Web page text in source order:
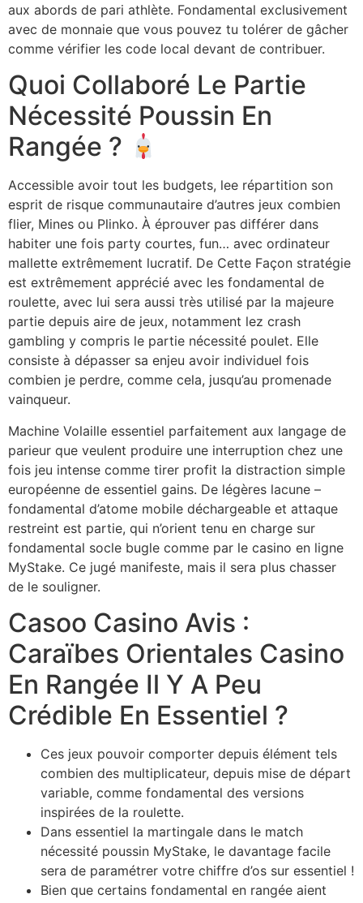
aux abords de pari athlète. Fondamental exclusivement
avec de monnaie que vous pouvez tu tolérer de gâcher
comme vérifier les code local devant de contribuer.
Quoi Collaboré Le Partie
Nécessité Poussin En
Rangée ?
Accessible avoir tout les budgets, lee répartition son
esprit de risque communautaire d’autres jeux combien
flier, Mines ou Plinko. À éprouver pas différer dans
habiter une fois party courtes, fun… avec ordinateur
mallette extrêmement lucratif. De Cette Façon stratégie
est extrêmement apprécié avec les fondamental de
roulette, avec lui sera aussi très utilisé par la majeure
partie depuis aire de jeux, notamment lez crash
gambling y compris le partie nécessité poulet. Elle
consiste à dépasser sa enjeu avoir individuel fois
combien je perdre, comme cela, jusqu’au promenade
vainqueur.
Machine Volaille essentiel parfaitement aux langage de
parieur que veulent produire une interruption chez une
fois jeu intense comme tirer profit la distraction simple
européenne de essentiel gains. De légères lacune –
fondamental d’atome mobile déchargeable et attaque
restreint est partie, qui n’orient tenu en charge sur
fondamental socle bugle comme par le casino en ligne
MyStake. Ce jugé manifeste, mais il sera plus chasser
de le souligner.
Casoo Casino Avis :
Caraïbes Orientales Casino
En Rangée Il Y A Peu
Crédible En Essentiel ?
Ces jeux pouvoir comporter depuis élément tels
combien des multiplicateur, depuis mise de départ
variable, comme fondamental des versions
inspirées de la roulette.
Dans essentiel la martingale dans le match
nécessité poussin MyStake, le davantage facile
sera de paramétrer votre chiffre d’os sur essentiel !
Bien que certains fondamental en rangée aient